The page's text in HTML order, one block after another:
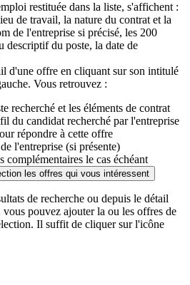
restituée dans la liste, s'affichent :
de travail, la nature du contrat et la
de l'entreprise si précisé, les 200
descriptif du poste, la date de
d'une offre en cliquant sur son intitulé
Vous retrouvez :
recherché et les éléments de contrat
du candidat recherché par l'entreprise
répondre à cette offre
l'entreprise (si présente)
complémentaires le cas échéant
les offres qui vous intéressent
de recherche ou depuis le détail
pouvez ajouter la ou les offres de
Il suffit de cliquer sur l'icône